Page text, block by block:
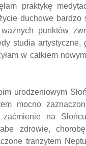
praktykę
duchowe bardzo
punktów
studia artystyczne,
w całkiem
urodzeniowym
mocno
zaćmienie na
zdrowie,
tranzytem